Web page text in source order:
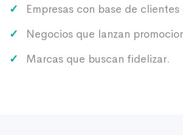
Empresas con base de
Negocios que lanzan
Marcas que buscan fidelizar.